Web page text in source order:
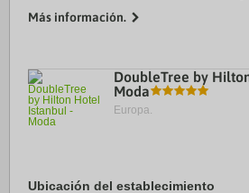
da Liberdade y Plaza Marqués de ...
Más información.
DoubleTree by
Moda
Europa.
Ubicación del establecimiento